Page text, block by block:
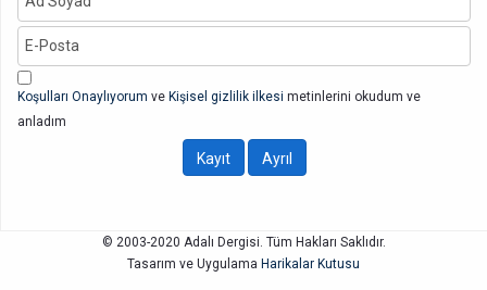
Koşulları Onaylıyorum ve Kişisel gizlilik ilkesi metinlerini okudum ve
anladım
© 2003-2020 Adalı Dergisi. Tüm Hakları Saklıdır.
Tasarım ve Uygulama Harikalar Kutusu